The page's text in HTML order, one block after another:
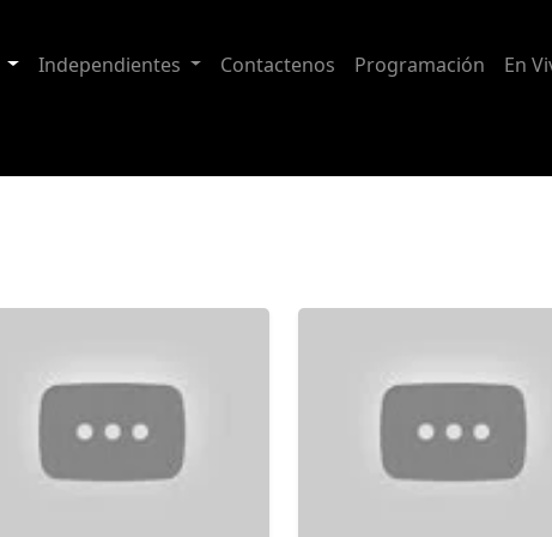
Independientes Contactenos Programación En